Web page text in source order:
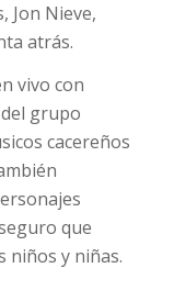
Jon Nieve,
atrás.
vivo con
grupo
cacereños
que
niños y niñas.